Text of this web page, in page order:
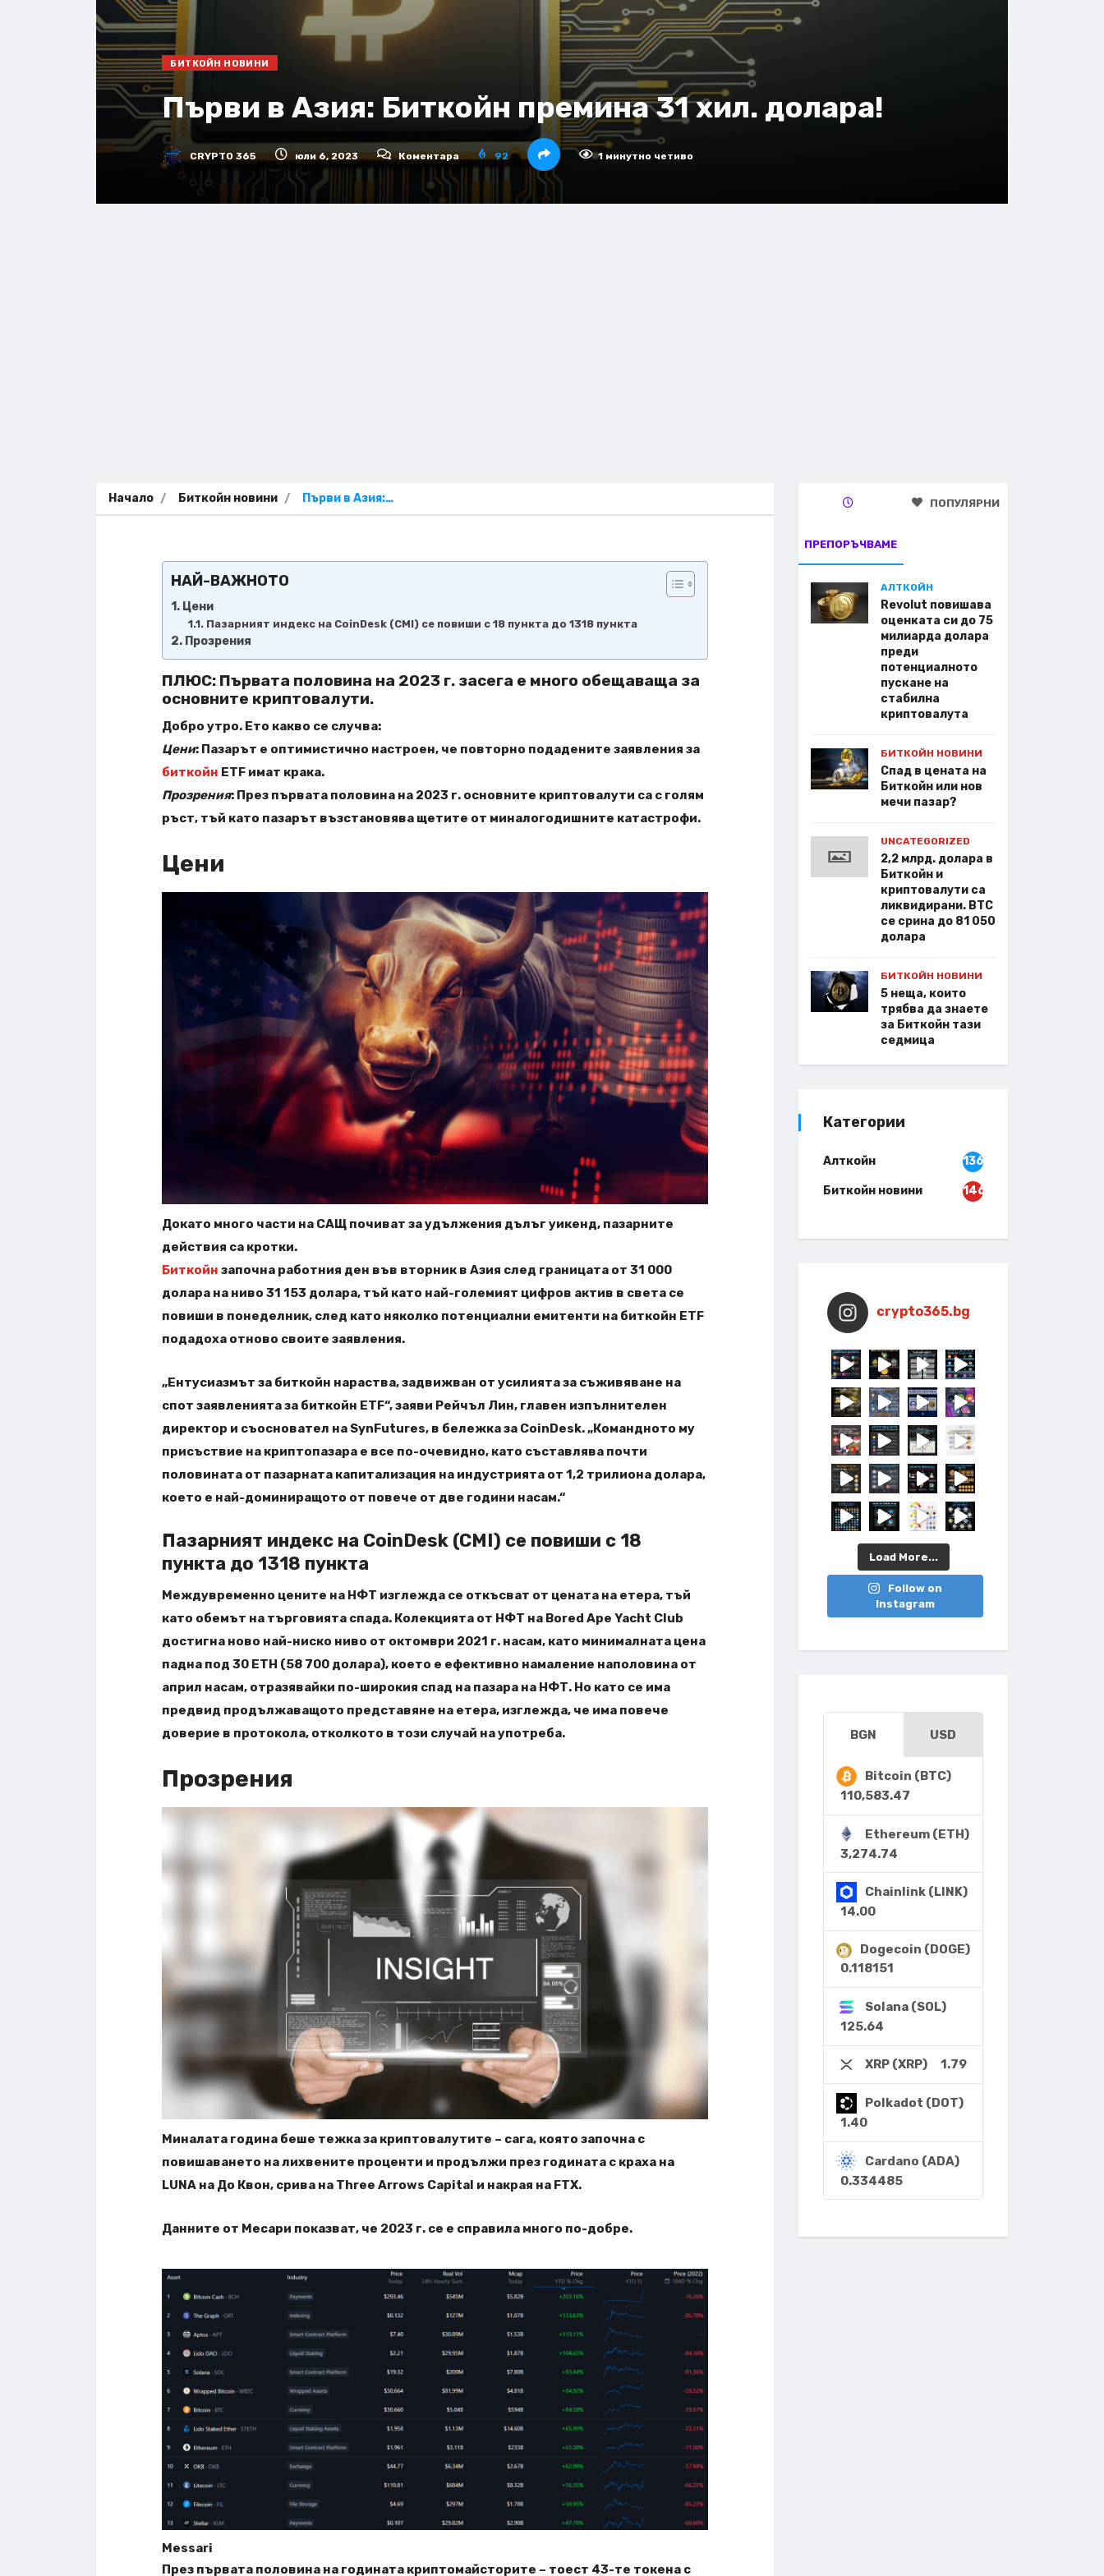
БИТКОЙН НОВИНИ
Първи в Азия: Биткойн премина 31 хил. долара!
CRYPTO 365 юли 6, 2023 Коментара 92 1 минутно четиво
Начало Биткойн новини Първи в Азия:…
НАЙ-ВАЖНОТО
Цени
Пазарният индекс на CoinDesk (CMI) се повиши с 18 пункта до 1318 пункта
Прозрения
ПЛЮС: Първата половина на 2023 г. засега е много обещаваща за
основните криптовалути.
Добро утро. Ето какво се случва:
Цени: Пазарът е оптимистично настроен, че повторно подадените заявления за
биткойн ETF имат крака.
Прозрения: През първата половина на 2023 г. основните криптовалути са с голям
ръст, тъй като пазарът възстановява щетите от миналогодишните катастрофи.
Цени
Докато много части на САЩ почиват за удължения дълъг уикенд, пазарните
действия са кротки.
Биткойн започна работния ден във вторник в Азия след границата от 31 000
долара на ниво 31 153 долара, тъй като най-големият цифров актив в света се
повиши в понеделник, след като няколко потенциални емитенти на биткойн ETF
подадоха отново своите заявления.
„Ентусиазмът за биткойн нараства, задвижван от усилията за съживяване на
спот заявленията за биткойн ETF“, заяви Рейчъл Лин, главен изпълнителен
директор и съосновател на SynFutures, в бележка за CoinDesk. „Командното му
присъствие на криптопазара е все по-очевидно, като съставлява почти
половината от пазарната капитализация на индустрията от 1,2 трилиона долара,
което е най-доминиращото от повече от две години насам.“
Пазарният индекс на CoinDesk (CMI) се повиши с 18
пункта до 1318 пункта
Междувременно цените на НФТ изглежда се откъсват от цената на етера, тъй
като обемът на търговията спада. Колекцията от НФТ на Bored Ape Yacht Club
достигна ново най-ниско ниво от октомври 2021 г. насам, като минималната цена
падна под 30 ETH (58 700 долара), което е ефективно намаление наполовина от
април насам, отразявайки по-широкия спад на пазара на НФТ. Но като се има
предвид продължаващото представяне на етера, изглежда, че има повече
доверие в протокола, отколкото в този случай на употреба.
Прозрения
Миналата година беше тежка за криптовалутите – сага, която започна с
повишаването на лихвените проценти и продължи през годината с краха на
LUNA на До Квон, срива на Three Arrows Capital и накрая на FTX.
Данните от Месари показват, че 2023 г. се е справила много по-добре.
Messari
През първата половина на годината криптомайсторите – тоест 43-те токена с
ПРЕПОРЪЧВАМЕ
ПОПУЛЯРНИ
АЛТКОЙН
Revolut повишава
оценката си до 75
милиарда долара
преди
потенциалното
пускане на
стабилна
криптовалута
БИТКОЙН НОВИНИ
Спад в цената на
Биткойн или нов
мечи пазар?
UNCATEGORIZED
2,2 млрд. долара в
Биткойн и
криптовалути са
ликвидирани. BTC
се срина до 81 050
долара
БИТКОЙН НОВИНИ
5 неща, които
трябва да знаете
за Биткойн тази
седмица
Категории
Алткойн 136
Биткойн новини 146
crypto365.bg
Load More...
Follow on
Instagram
BGN USD
Bitcoin (BTC)
110,583.47
Ethereum (ETH)
3,274.74
Chainlink (LINK)
14.00
Dogecoin (DOGE)
0.118151
Solana (SOL)
125.64
XRP (XRP) 1.79
Polkadot (DOT)
1.40
Cardano (ADA)
0.334485